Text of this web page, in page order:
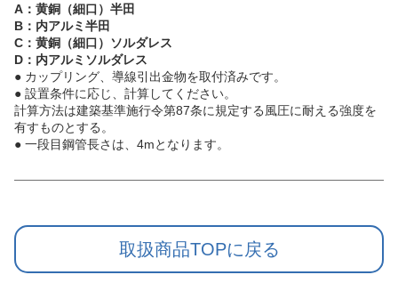
A：黄銅（細口）半田
B：内アルミ半田
C：黄銅（細口）ソルダレス
D：内アルミソルダレス
● カップリング、導線引出金物を取付済みです。
● 設置条件に応じ、計算してください。
計算方法は建築基準施行令第87条に規定する風圧に耐える強度を
有すものとする。
● 一段目鋼管長さは、4mとなります。
取扱商品TOPに戻る